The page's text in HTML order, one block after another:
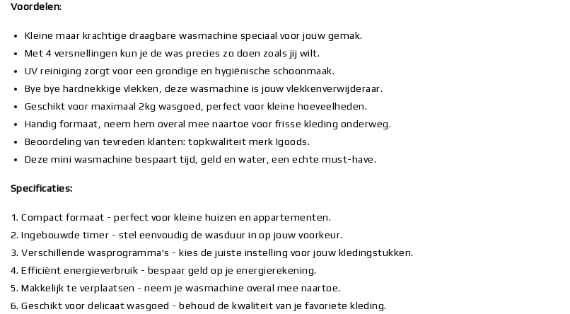
Voordelen:
Kleine maar krachtige draagbare wasmachine speciaal voor jouw gemak.
Met 4 versnellingen kun je de was precies zo doen zoals jij wilt.
UV reiniging zorgt voor een grondige en hygiënische schoonmaak.
Bye bye hardnekkige vlekken, deze wasmachine is jouw vlekkenverwijderaar.
Geschikt voor maximaal 2kg wasgoed, perfect voor kleine hoeveelheden.
Handig formaat, neem hem overal mee naartoe voor frisse kleding onderweg.
Beoordeling van tevreden klanten: topkwaliteit merk Igoods.
Deze mini wasmachine bespaart tijd, geld en water, een echte must-have.
Specificaties:
1. Compact formaat - perfect voor kleine huizen en appartementen.
2. Ingebouwde timer - stel eenvoudig de wasduur in op jouw voorkeur.
3. Verschillende wasprogramma's - kies de juiste instelling voor jouw kledingstukken.
4. Efficiënt energieverbruik - bespaar geld op je energierekening.
5. Makkelijk te verplaatsen - neem je wasmachine overal mee naartoe.
6. Geschikt voor delicaat wasgoed - behoud de kwaliteit van je favoriete kleding.